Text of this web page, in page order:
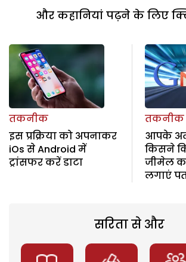
और कहानियां पढ़ने के लिए
तकनीक
इस प्रक्रिया को अपनाकर
iOs से Android में
ट्रांसफर करें डाटा
तकनीक
आपके
किसने
जीमेल
लगाएं
सरिता से और